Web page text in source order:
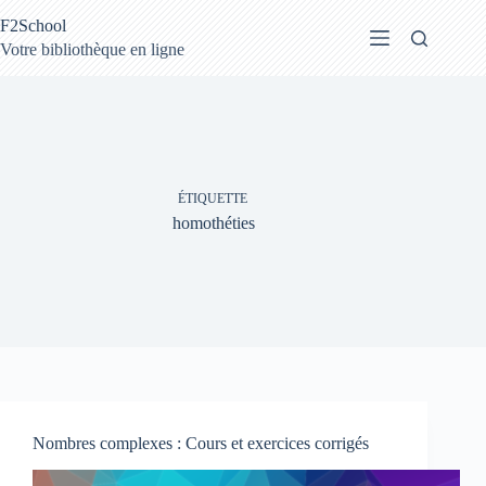
au
contenu
F2School
Votre bibliothèque en ligne
ÉTIQUETTE
homothéties
Nombres complexes : Cours et exercices corrigés